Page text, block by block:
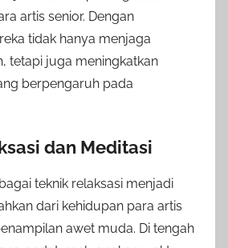
artis senior. Dengan
tidak hanya menjaga
tetapi juga meningkatkan
berpengaruh pada
dan Meditasi
teknik relaksasi menjadi
dari kehidupan para artis
awet muda. Di tengah